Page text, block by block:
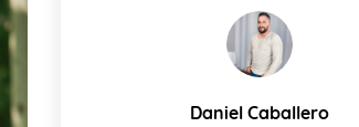
Daniel Caballero